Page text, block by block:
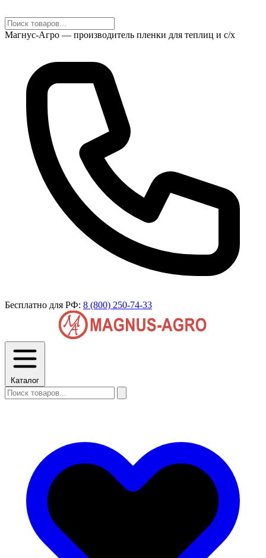
Магнус-Агро — производитель пленки для теплиц и с/х
Бесплатно для РФ: 8 (800) 250-74-33
Каталог